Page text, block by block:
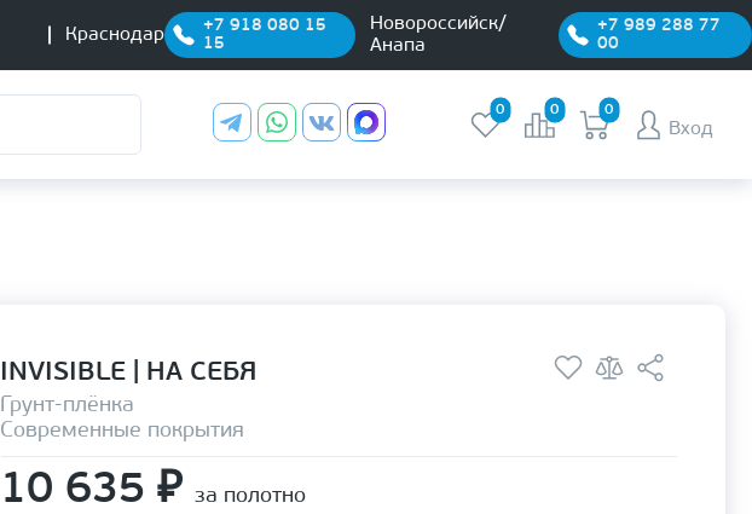
Краснодар
+7 918 080 15
15
Новороссийск/
Анапа
+7 989 288 77
00
0 0 0
Вход
INVISIBLE | НА СЕБЯ
Грунт-плёнка
Современные покрытия
10 635 ₽ за полотно